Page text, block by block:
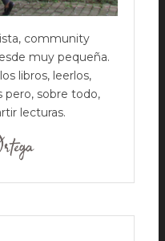
community
muy pequeña.
libros, leerlos,
pero, sobre todo,
lecturas.